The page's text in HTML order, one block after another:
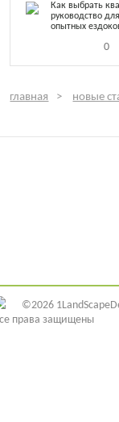
Как выбрать
руководство
опытных
0
главная новые
©2026
права защищены